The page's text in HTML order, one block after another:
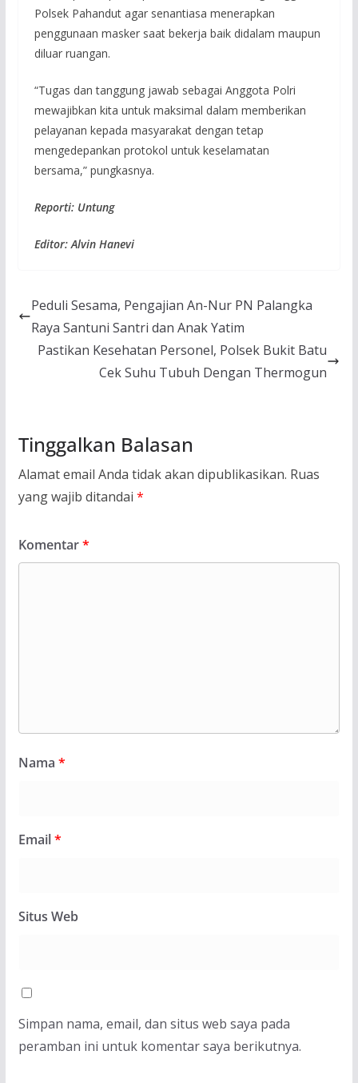
Polsek Pahandut agar senantiasa menerapkan
penggunaan masker saat bekerja baik didalam maupun
diluar ruangan.
“Tugas dan tanggung jawab sebagai Anggota Polri
mewajibkan kita untuk maksimal dalam memberikan
pelayanan kepada masyarakat dengan tetap
mengedepankan protokol untuk keselamatan
bersama,” pungkasnya.
Reporti: Untung
Editor: Alvin Hanevi
Peduli Sesama, Pengajian An-Nur PN Palangka
Raya Santuni Santri dan Anak Yatim
Pastikan Kesehatan Personel, Polsek Bukit Batu
Cek Suhu Tubuh Dengan Thermogun
Tinggalkan Balasan
Alamat email Anda tidak akan dipublikasikan. Ruas
yang wajib ditandai *
Komentar*
Nama *
Email*
Situs Web
Simpan nama, email, dan situs web saya pada
peramban ini untuk komentar saya berikutnya.